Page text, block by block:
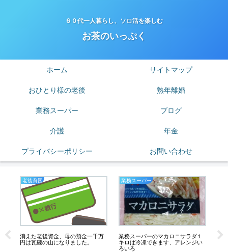
６０代一人暮らし、ソロ活を楽しむ
お茶のいっぷく
ホーム サイトマップ
おひとり様の老後 熟年離婚
業務スーパー ブログ
介護 年金
プライバシーポリシー お問い合わせ
老後貧困
消えた老後資金、母の預金一千万
円は瓦礫の山になりました。
業務スーパー
業務スーパーのマカロニサラダ１
キロは冷凍できます、アレンジい
ろいろ